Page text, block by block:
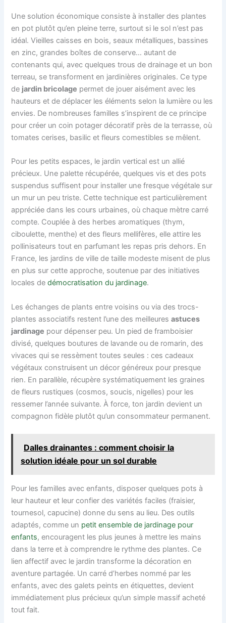
Une solution économique consiste à installer des plantes
en pot plutôt qu’en pleine terre, surtout si le sol n’est pas
idéal. Vieilles caisses en bois, seaux métalliques, bassines
en zinc, grandes boîtes de conserve… autant de
contenants qui, avec quelques trous de drainage et un bon
terreau, se transforment en jardinières originales. Ce type
de jardin bricolage permet de jouer aisément avec les
hauteurs et de déplacer les éléments selon la lumière ou les
envies. De nombreuses familles s’inspirent de ce principe
pour créer un coin potager décoratif près de la terrasse, où
tomates cerises, basilic et fleurs comestibles se mêlent.
Pour les petits espaces, le jardin vertical est un allié
précieux. Une palette récupérée, quelques vis et des pots
suspendus suffisent pour installer une fresque végétale sur
un mur un peu triste. Cette technique est particulièrement
appréciée dans les cours urbaines, où chaque mètre carré
compte. Couplée à des herbes aromatiques (thym,
ciboulette, menthe) et des fleurs mellifères, elle attire les
pollinisateurs tout en parfumant les repas pris dehors. En
France, les jardins de ville de taille modeste misent de plus
en plus sur cette approche, soutenue par des initiatives
locales dedémocratisation du jardinage.
Les échanges de plants entre voisins ou via des trocs-
plantes associatifs restent l’une des meilleuresastuces
jardinage pour dépenser peu. Un pied de framboisier
divisé, quelques boutures de lavande ou de romarin, des
vivaces qui se ressèment toutes seules : ces cadeaux
végétaux construisent un décor généreux pour presque
rien. En parallèle, récupère systématiquement les graines
de fleurs rustiques (cosmos, soucis, nigelles) pour les
ressemer l’année suivante. À force, ton jardin devient un
compagnon fidèle plutôt qu’un consommateur permanent.
Dalles drainantes : comment choisir la
solution idéale pour un sol durable
Pour les familles avec enfants, disposer quelques pots à
leur hauteur et leur confier des variétés faciles (fraisier,
tournesol, capucine) donne du sens au lieu. Des outils
adaptés, comme un petit ensemble de jardinage pour
enfants, encouragent les plus jeunes à mettre les mains
dans la terre et à comprendre le rythme des plantes. Ce
lien affectif avec le jardin transforme la décoration en
aventure partagée. Un carré d’herbes nommé par les
enfants, avec des galets peints en étiquettes, devient
immédiatement plus précieux qu’un simple massif acheté
tout fait.